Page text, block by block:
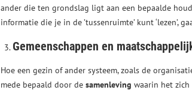
ander die ten grondslag ligt aan een bepaalde
informatie die je in de ’tussenruimte’ kunt ‘lezen’,
Gemeenschappen en
Hoe een gezin of ander systeem, zoals de
mede bepaald door de samenleving waarin het